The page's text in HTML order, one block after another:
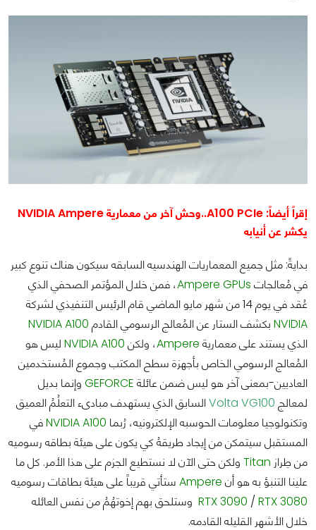
إقراً أيضاً: A100 PCIe..وحش آخر من معمارية NVIDIA Ampere
يكشر عن أنيابه
بدايةً: مثل جميع المعماريات الهندسيه السابقه سيكون هناك تنوع كبير
في مُعالجات Ampere GPUs، فمن خلال المؤتمر الصحفي الذي
عُقد في يوم 14 من شهر مايو الماضي قام الرئيس التنفيذي لشركة
NVIDIA بكشف الستار عن المُعالج الرسومي القادم NVIDIA A100
الذي يستند على معمارية Ampere، ولكن NVIDIA A100 ليس هو
المُعالج الرسومي الخاص بأجهزة سطح المكتب وجموع المُستخدمين
العاديين-بمعنى آخر هو ليس ضمن عائلة GEFORCE وإنما بديل
لمعالج Volta VG100السابق الذي يستهدف مبادىء التعلُمُ العميق
وتكنولوجيا معلومات الحوسبه الإلكترونيه، رُبما
NVIDIAA100
في
المستقبل سيتمكن من إيجاد طريقهُ كي يكون على هيئة بطاقه رسوميه
من طِراز Titan ولكن حتى الآن لا نستطيع الجزم على هذا الأمر. كل ما
علينا التنبؤ به هو أن Ampere ستأتي قريباً على هيئة بطاقات رسوميه
RTX 3090 /RTX 3080
وستلحق بهم إخوتهُمُ من نفس العائله
خلال الأشهر القليله القادمه.